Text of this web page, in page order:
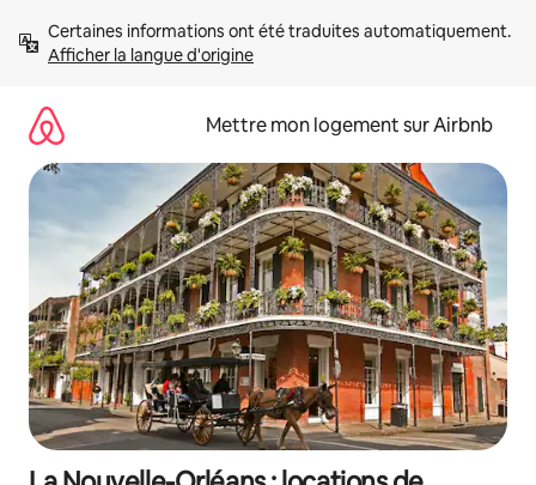
directement
Afficher la langue d'origine
Mettre mon logement sur Airbnb